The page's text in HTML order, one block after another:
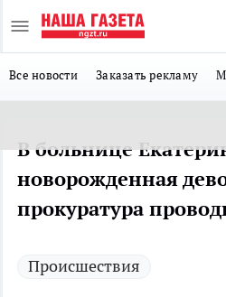
Все новости Заказать рекламу
В больнице
новорожденная
прокуратура
Происшествия